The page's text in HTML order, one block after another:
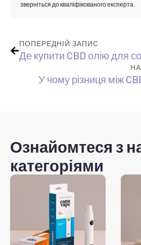
зверніться до кваліфікованого експерта.
ПОПЕРЕДНІЙ ЗАПИС
Де купити CBD олію для
У чому різниця між
Ознайомтеся з
категоріями